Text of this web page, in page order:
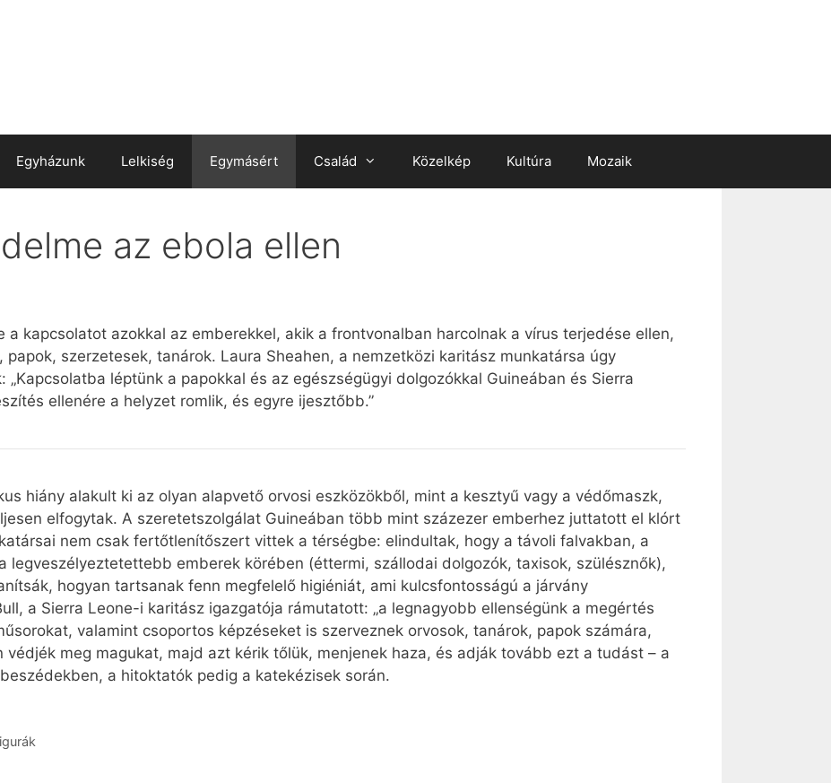
Egyházunk Lelkiség Egymásért Család Közelkép Kultúra Mozaik
az ebola ellen
a kapcsolatot azokkal az emberekkel, akik a frontvonalban harcolnak a vírus terjedése ellen,
papok, szerzetesek, tanárok. Laura Sheahen, a nemzetközi karitász munkatársa úgy
„Kapcsolatba léptünk a papokkal és az egészségügyi dolgozókkal Guineában és Sierra
ellenére a helyzet romlik, és egyre ijesztőbb.”
hiány alakult ki az olyan alapvető orvosi eszközökből, mint a kesztyű vagy a védőmaszk,
elfogytak. A szeretetszolgálat Guineában több mint százezer emberhez juttatott el klórt
nem csak fertőtlenítőszert vittek a térségbe: elindultak, hogy a távoli falvakban, a
legveszélyeztetettebb emberek körében (éttermi, szállodai dolgozók, taxisok, szülésznők),
hogyan tartsanak fenn megfelelő higiéniát, ami kulcsfontosságú a járvány
a Sierra Leone-i karitász igazgatója rámutatott: „a legnagyobb ellenségünk a megértés
valamint csoportos képzéseket is szerveznek orvosok, tanárok, papok számára,
védjék meg magukat, majd azt kérik tőlük, menjenek haza, és adják tovább ezt a tudást – a
a hitoktatók pedig a katekézisek során.